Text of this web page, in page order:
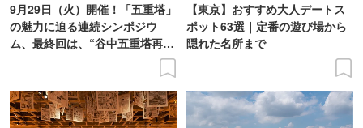
9月29日（火）開催！「五重塔」
の魅力に迫る連続シンポジウ
ム、最終回は、“谷中五重塔再建
【東京】おすすめ大人デートス
ポット63選｜定番の遊び場から
隠れた名所まで